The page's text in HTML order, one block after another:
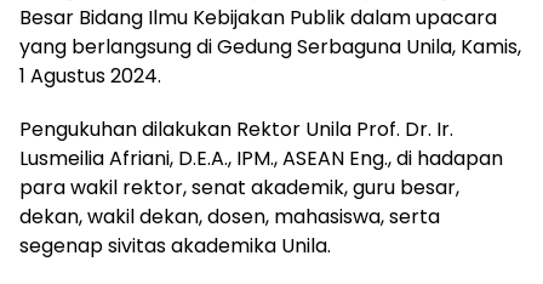
Besar Bidang Ilmu Kebijakan Publik dalam upacara
yang berlangsung di Gedung Serbaguna Unila, Kamis,
1 Agustus 2024.
Pengukuhan dilakukan Rektor Unila Prof. Dr. Ir.
Lusmeilia Afriani, D.E.A., IPM., ASEAN Eng., di hadapan
para wakil rektor, senat akademik, guru besar,
dekan, wakil dekan, dosen, mahasiswa, serta
segenap sivitas akademika Unila.